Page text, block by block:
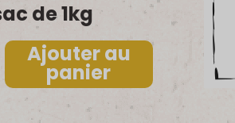
de 1kg
Ajouter au
panier